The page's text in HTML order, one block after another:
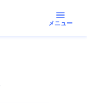
menu
メニュー